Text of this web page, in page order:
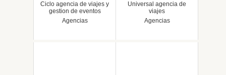
Ciclo agencia de viajes y
gestion de eventos
Agencias
Universal agencia de
viajes
Agencias